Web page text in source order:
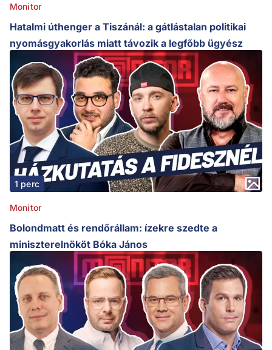
Monitor
Hatalmi úthenger a Tiszánál: a gátlástalan politikai
nyomásgyakorlás miatt távozik a legfőbb ügyész
1 perc
Monitor
Bolondmatt és rendőrállam: ízekre szedte a
miniszterelnököt Bóka János